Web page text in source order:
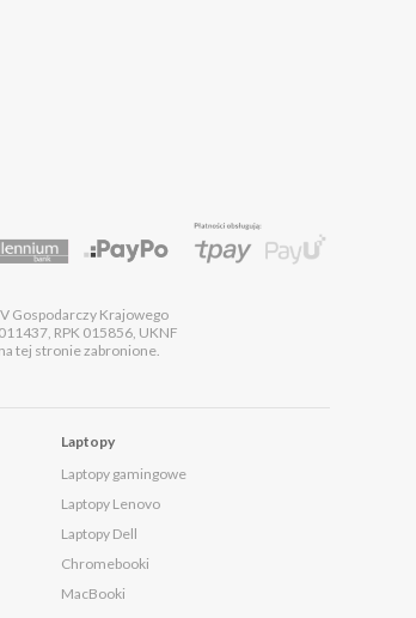
Gospodarczy Krajowego
RPK 015856, UKNF
tej stronie zabronione.
Laptopy
Laptopy gamingowe
Laptopy Lenovo
Laptopy Dell
Chromebooki
MacBooki